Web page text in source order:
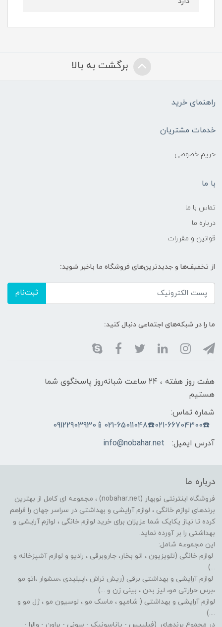
برگشت به بالا
راهنمای خرید
خدمات مشتریان
حریم خصوصی
با ما
تماس با ما
درباره ما
قوانین و مقررات
از تخفیف‌ها و جدیدترین‌های فروشگاه ما باخبر شوید:
ثبت‌نام
ما را در شبکه‌های اجتماعی دنبال کنید:
هفت روز هفته ، ۲۴ ساعت شبانه‌روز پاسخگوی شما
هستیم
شماره تماس:
☎️021-66704300☎️021-65011048📱09122903930
آدرس ایمیل:
info@nobahar.net
درباره ما
فروشگاه اینترنتی نوبهار (nobahar.net) ، مجموعه ای کامل از بهترین
برندهای لوازم خانگی ، لوازم آرایشی و بهداشتی در سراسر جهان را فراهم
کرده تا نیاز یکایک شما عزیزان برای خرید لوازم خانگی ، لوازم آرایشی و
بهداشتی را بر آورده نماید.
این مجموعه شامل:
لوازم خانگی (تلویزیون ، اتو بخار، جاروبرقی ، رادیو و لوازم آشپزخانه و
...)
لوازم آرایشی و بهداشتی برقی (ریش تراش ،اپیلیدی ،سشوار ،اتو مو
،برس حرارتی مو، لیز بدن ، بینی زن و ...)
لوازم آرایشی و بهداشتی ( شامپو ، ماسک مو ، لوسیون مو ، ژل مو و
....)
در مجموع برندهای (فیلیپس - پاناسونیک - سونی - براون - والرا -